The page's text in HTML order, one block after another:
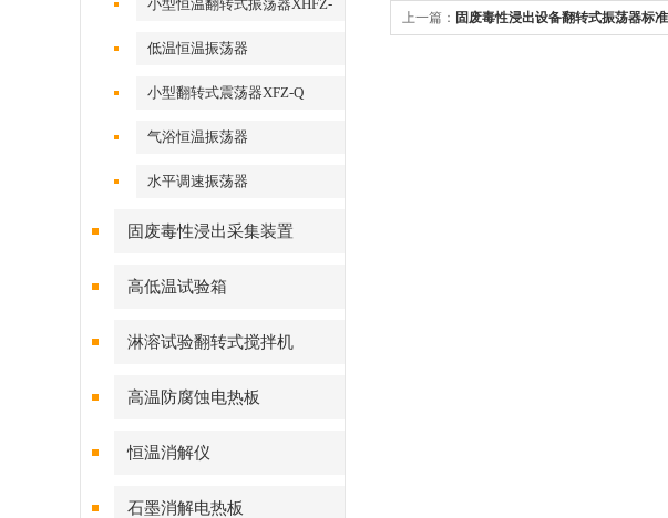
小型恒温翻转式振荡器XHFZ-
低温恒温振荡器
小型翻转式震荡器XFZ-Q
气浴恒温振荡器
水平调速振荡器
固废毒性浸出采集装置
高低温试验箱
淋溶试验翻转式搅拌机
高温防腐蚀电热板
恒温消解仪
石墨消解电热板
上一篇： 固废毒性浸出设备翻转式振荡器标准